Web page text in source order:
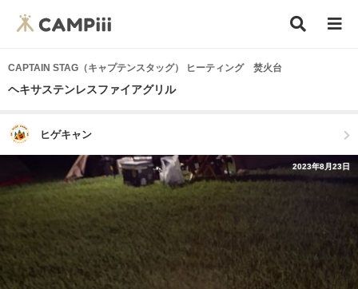
CAPTAIN STAG（キャプテンスタッグ） ヒーティング 焚火台
ヘキサステンレスファイアグリル
ヒゲキャン
2023年8月23日